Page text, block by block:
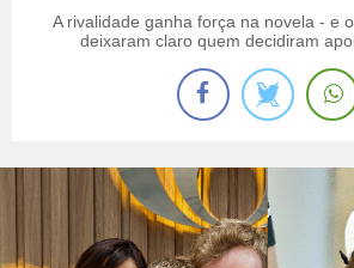
A rivalidade ganha força na novela - e
deixaram claro quem decidiram